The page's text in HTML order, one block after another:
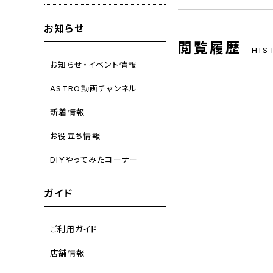
お知らせ
お知らせ・イベント情報
ASTRO動画チャンネル
新着情報
お役立ち情報
DIYやってみたコーナー
ガイド
ご利用ガイド
店舗情報
閲覧履歴